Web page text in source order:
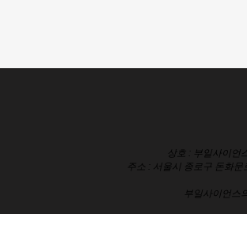
상호 : 부일사이언
주소 : 서울시 종로구 돈화
부일사이언스